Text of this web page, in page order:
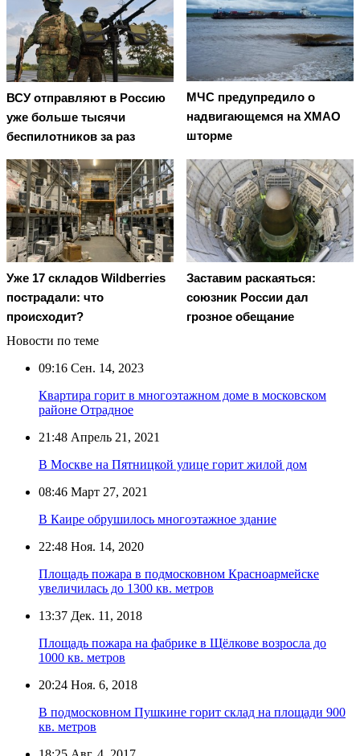
ВСУ отправляют в Россию
уже больше тысячи
беспилотников за раз
МЧС предупредило о
надвигающемся на ХМАО
шторме
Уже 17 складов Wildberries
пострадали: что
происходит?
Заставим раскаяться:
союзник России дал
грозное обещание
Новости по теме
09:16 Сен. 14, 2023
Квартира горит в многоэтажном доме в московском
районе Отрадное
21:48 Апрель 21, 2021
В Москве на Пятницкой улице горит жилой дом
08:46 Март 27, 2021
В Каире обрушилось многоэтажное здание
22:48 Ноя. 14, 2020
Площадь пожара в подмосковном Красноармейске
увеличилась до 1300 кв. метров
13:37 Дек. 11, 2018
Площадь пожара на фабрике в Щёлкове возросла до
1000 кв. метров
20:24 Ноя. 6, 2018
В подмосковном Пушкине горит склад на площади 900
кв. метров